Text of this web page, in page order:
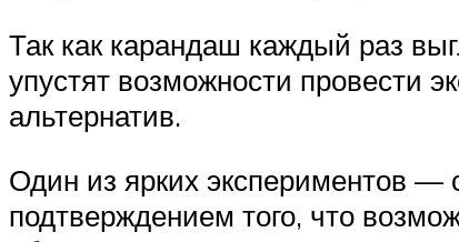
Так как карандаш каждый раз
упустят возможности провести
альтернатив.
Один из ярких экспериментов —
подтверждением того, что